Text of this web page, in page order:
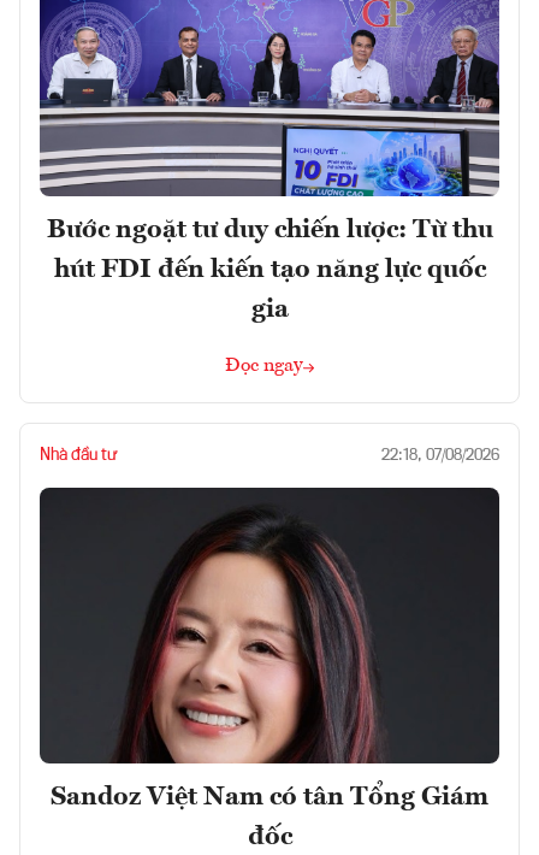
Bước ngoặt tư duy chiến lược: Từ thu
hút FDI đến kiến tạo năng lực quốc
gia
Đọc ngay
Nhà đầu tư 22:18, 07/08/2026
Sandoz Việt Nam có tân Tổng Giám
đốc